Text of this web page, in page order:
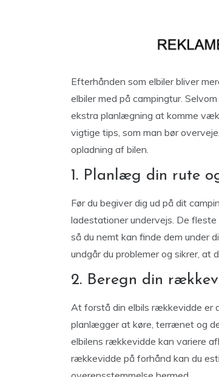
Efterhånden som elbiler bliver
elbiler med på campingtur.
ekstra planlægning at komme
vigtige tips, som man bør
opladning af bilen.
1. Planlæg din rute
Før du begiver dig ud på dit
ladestationer undervejs. De
så du nemt kan finde dem under
undgår du problemer og sikrer, at
2. Beregn din
At forstå din elbils rækkevidde er
planlægger at køre, terrænet og
elbilens rækkevidde kan variere
rækkevidde på forhånd kan du